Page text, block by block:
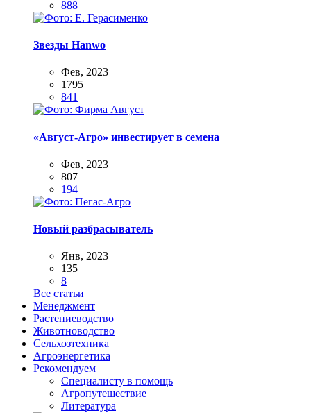
888
Звезды Hanwo
Фев, 2023
1795
841
«Август-Агро» инвестирует в семена
Фев, 2023
807
194
Новый разбрасыватель
Янв, 2023
135
8
Все статьи
Менеджмент
Растениеводство
Животноводство
Сельхозтехника
Агроэнергетика
Рекомендуем
Специалисту в помощь
Агропутешествие
Литература